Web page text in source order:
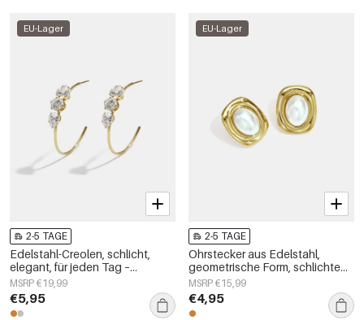
EU-Lager
2-5 TAGE
Edelstahl-Creolen, schlicht,
elegant, für jeden Tag –
Damenschmuck
MSRP €19,99
€5,95
EU-Lager
2-5 TAGE
Ohrstecker aus Edelstahl,
geometrische Form, schlichte
Alltags-Serie, Damenschmuck
MSRP €15,99
€4,95